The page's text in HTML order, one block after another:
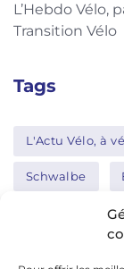
L’Hebdo Vélo,
Transition Vélo
Tags
L'Actu Vélo, à
Schwalbe
Thule